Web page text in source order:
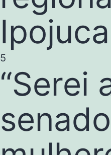
Ipojuca
5
“Serei